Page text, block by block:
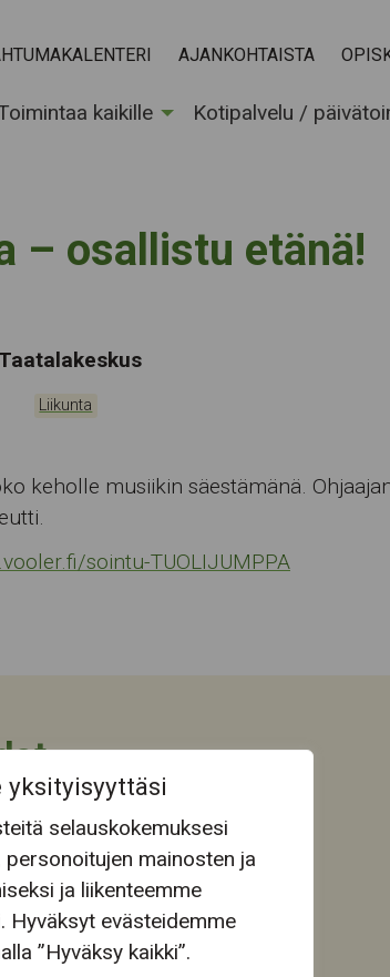
yksityisyyttäsi
selauskokemuksesi
mainosten ja
ja liikenteemme
Hyväksyt evästeidemme
”Hyväksy kaikki”.
AJANKOHTAISTA
kaikille Kotipalvelu /
– osallistu etänä!
Tapahtumapaikka:
Taatalakeskus
Kategoriat:
Liikunta
keholle musiikin säestämänä.
sointu-TUOLIJUMPPA